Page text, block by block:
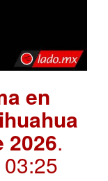
en
2026.